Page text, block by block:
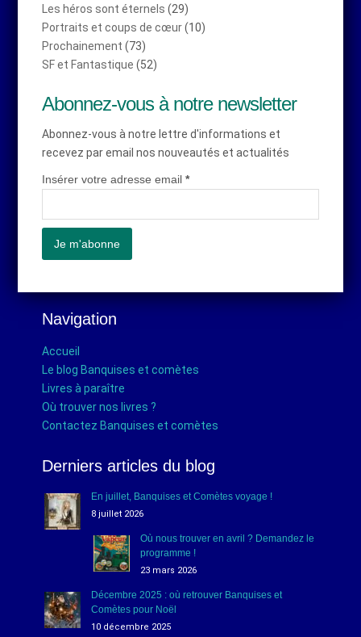
Les héros sont éternels (29)
Portraits et coups de cœur(10)
Prochainement (73)
SF et Fantastique (52)
Abonnez-vous à notre newsletter
Abonnez-vous à notre lettre d'informations et
recevez par email nos nouveautés et actualités
Insérer votre adresse email*
Navigation
Accueil
Le blog Banquises et comètes
Livres à paraître
Où trouver nos livres ?
Contactez Banquises et comètes
Derniers articles du blog
En juillet, Banquises et Comètes voyage !
8 juillet 2026
Où nous trouver en avril ? Demandez le
programme !
23 mars 2026
Décembre 2025 : où retrouver Banquises et
Comètes pour Noël
10 décembre 2025